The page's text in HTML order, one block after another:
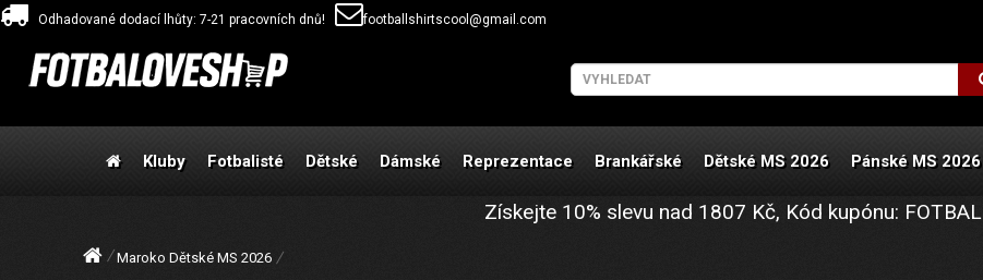
Odhadované dodací lhůty: 7-21 pracovních dnů! footballshirtscool@gmail.com
Kluby Fotbalisté Dětské Dámské Reprezentace Brankářské Dětské MS 2026 Pánské MS 2026
Získejte 10% slevu nad 1807 Kč, Kód kupónu: FOTBAL
Maroko Dětské MS 2026